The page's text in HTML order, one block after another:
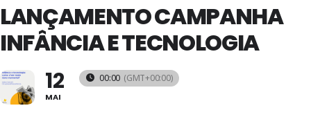
LANÇAMENTO CAMPANHA
INFÂNCIA E TECNOLOGIA
12
MAI
00:00 (GMT+00:00)